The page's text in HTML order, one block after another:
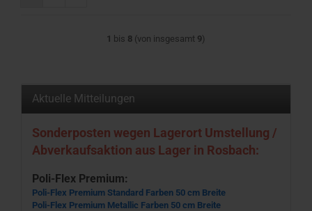
1 bis 8 (von insgesamt 9)
Aktuelle Mitteilungen
Sonderposten wegen Lagerort Umstellung /
Abverkaufsaktion aus Lager in Rosbach:
Poli-Flex Premium:
Poli-Flex Premium Standard Farben 50 cm Breite
Poli-Flex Premium Metallic Farben 50 cm Breite